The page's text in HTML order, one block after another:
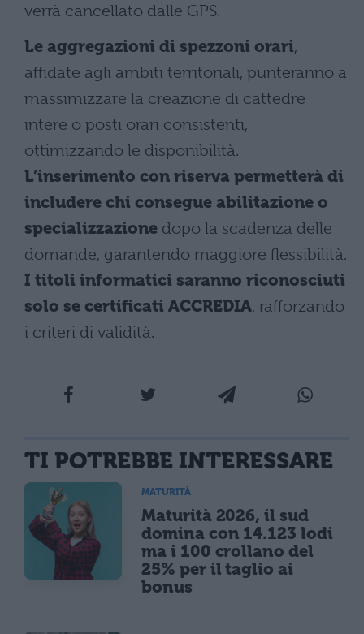
verrà cancellato dalle GPS.
Le aggregazioni di spezzoni orari,
affidate agli ambiti territoriali, punteranno a
massimizzare la creazione di cattedre
intere o posti orari consistenti,
ottimizzando le disponibilità.
L’inserimento con riserva permetterà di
includere chi consegue abilitazione o
specializzazione dopo la scadenza delle
domande, garantendo maggiore flessibilità.
I titoli informatici saranno riconosciuti
solo se certificati ACCREDIA, rafforzando
i criteri di validità.
TI POTREBBE INTERESSARE
MATURITÀ
Maturità 2026, il sud
domina con 14.123 lodi
ma i 100 crollano del
25% per il taglio ai
bonus